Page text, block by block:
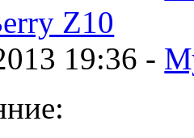
Z10
19:36 -